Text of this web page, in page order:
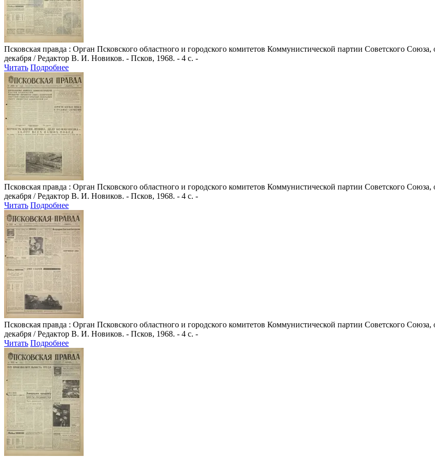
Псковская правда : Орган Псковского областного и городского комитетов Коммунистической партии Советского
декабря / Редактор В. И. Новиков. - Псков, 1968. - 4 с. -
Читать Подробнее
Псковская правда : Орган Псковского областного и городского комитетов Коммунистической партии Советского
декабря / Редактор В. И. Новиков. - Псков, 1968. - 4 с. -
Читать Подробнее
Псковская правда : Орган Псковского областного и городского комитетов Коммунистической партии Советского
декабря / Редактор В. И. Новиков. - Псков, 1968. - 4 с. -
Читать Подробнее